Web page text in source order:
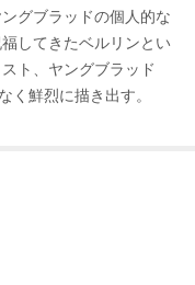
グブラッドの個人的な
してきたベルリンとい
ト、ヤングブラッド
く鮮烈に描き出す。